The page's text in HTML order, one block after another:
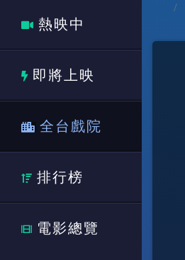
熱映中
即將上映
全台戲院
排行榜
電影總覽